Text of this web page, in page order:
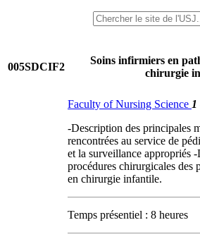
005SDCIF2
Soins infirmiers en
chirurgie
Faculty of Nursing Science
-Description des principales
rencontrées au service de
et la surveillance appropriés
procédures chirurgicales des
en chirurgie infantile.
Temps présentiel : 8 heures